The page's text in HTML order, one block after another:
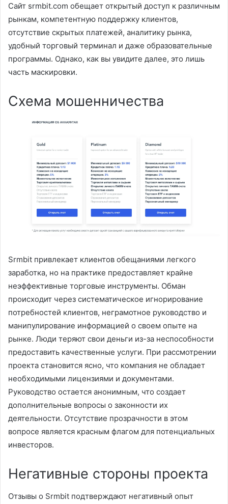
Сайт srmbit.com обещает открытый доступ к различным
рынкам, компетентную поддержку клиентов,
отсутствие скрытых платежей, аналитику рынка,
удобный торговый терминал и даже образовательные
программы. Однако, как вы увидите далее, это лишь
часть маскировки.
Схема мошенничества
Srmbit привлекает клиентов обещаниями легкого
заработка, но на практике предоставляет крайне
неэффективные торговые инструменты. Обман
происходит через систематическое игнорирование
потребностей клиентов, неграмотное руководство и
манипулирование информацией о своем опыте на
рынке. Люди теряют свои деньги из-за неспособности
предоставить качественные услуги. При рассмотрении
проекта становится ясно, что компания не обладает
необходимыми лицензиями и документами.
Руководство остается анонимным, что создает
дополнительные вопросы о законности их
деятельности. Отсутствие прозрачности в этом
вопросе является красным флагом для потенциальных
инвесторов.
Негативные стороны проекта
Отзывы о Srmbit подтверждают негативный опыт